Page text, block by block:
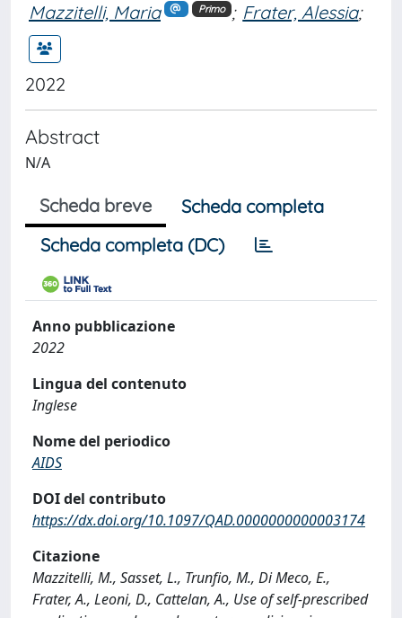
Mazzitelli, Maria Primo ; Frater, Alessia;
2022
Abstract
N/A
Scheda breve
Scheda completa
Scheda completa (DC)
Anno pubblicazione
2022
Lingua del contenuto
Inglese
Nome del periodico
AIDS
DOI del contributo
https://dx.doi.org/10.1097/QAD.0000000000003174
Citazione
Mazzitelli, M., Sasset, L., Trunfio, M., Di Meco, E.,
Frater, A., Leoni, D., Cattelan, A., Use of self-prescribed